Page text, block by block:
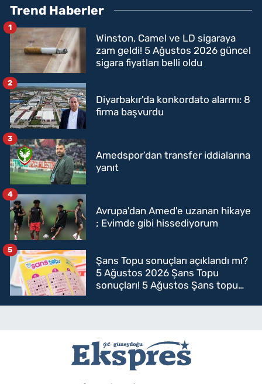
Trend Haberler
Winston, Camel ve LD sigaraya
zam geldi! 5 Ağustos 2026 güncel
sigara fiyatları belli oldu
1
Diyarbakır'da konkordato alarmı: 8
firma başvurdu
2
Amedspor’dan transfer iddialarına
yanıt
3
Avrupa'dan Amed'e uzanan hikaye
; Evimde gibi hissediyorum
4
Şans Topu sonuçları açıklandı mı?
5 Ağustos 2026 Şans Topu
sonuçları! 5 Ağustos Şans topu
5